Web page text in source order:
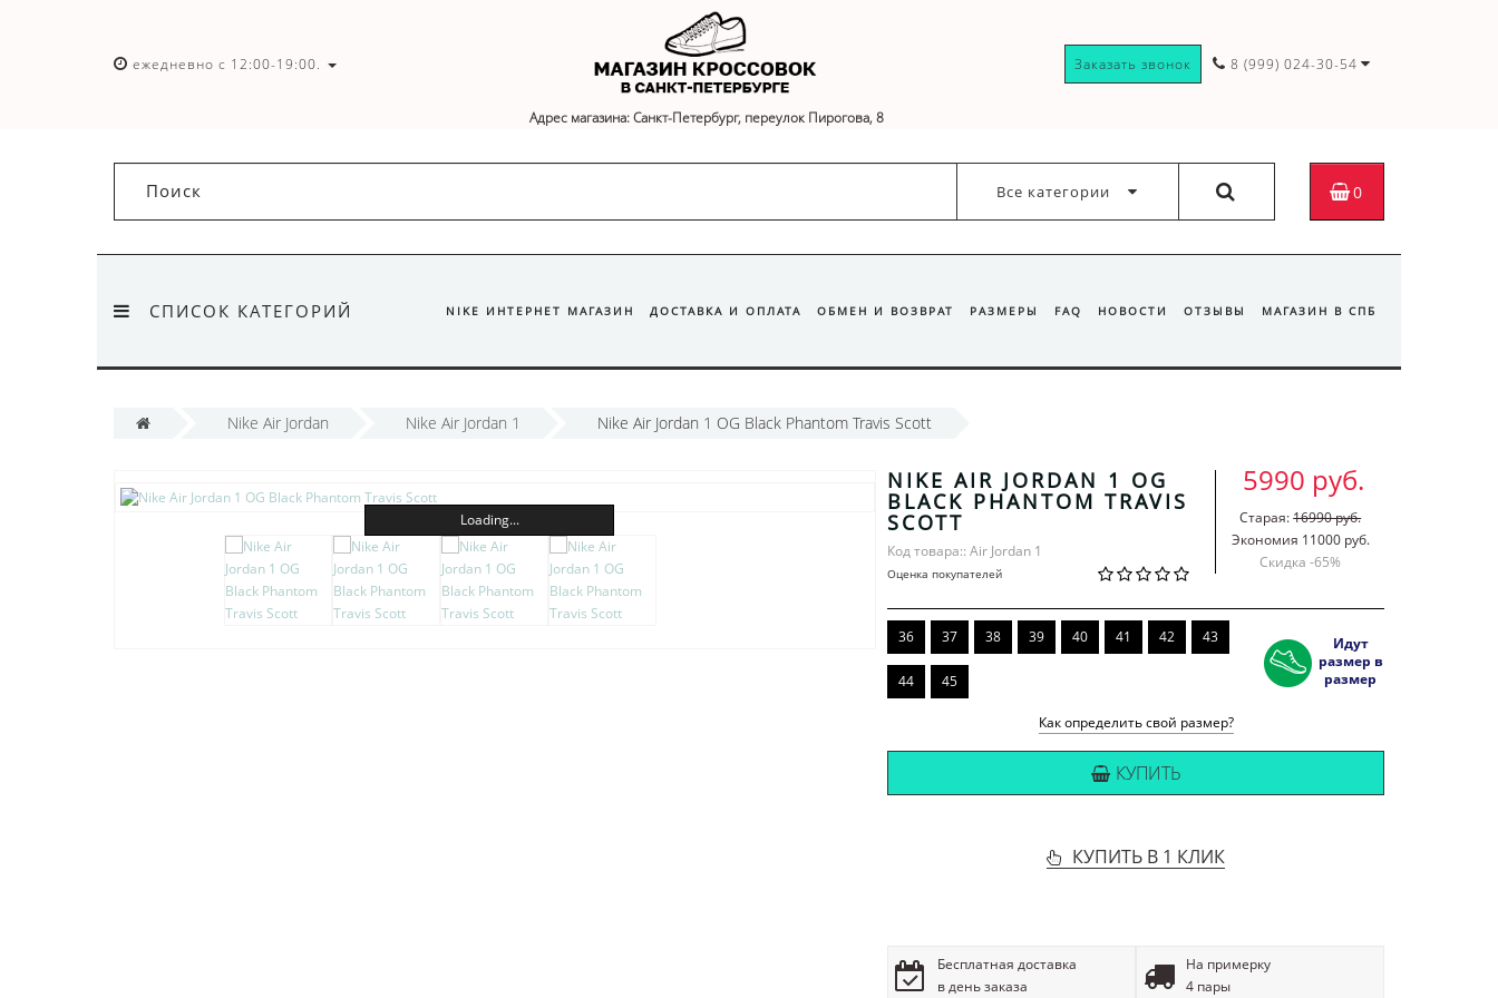
ежедневно с 12:00-19:00.
Адрес магазина: Санкт-Петербург, переулок Пирогова, 8
Заказать звонок 8 (999) 024-30-54
Все категории 0
СПИСОК КАТЕГОРИЙ NIKE ИНТЕРНЕТ МАГАЗИН ДОСТАВКА И ОПЛАТА ОБМЕН И ВОЗВРАТ РАЗМЕРЫ FAQ НОВОСТИ ОТЗЫВЫ МАГАЗИН В СПБ
Nike Air Jordan Nike Air Jordan 1 Nike Air Jordan 1 OG Black Phantom Travis Scott
Loading...
NIKE AIR JORDAN 1 OG
BLACK PHANTOM TRAVIS
SCOTT
Код товара:: Air Jordan 1
Оценка покупателей
5990 руб.
Старая:16990 руб.
Экономия 11000 руб.
Скидка -65%
36 37 38 39 40 41 42 43
44 45
Идут
размер в
размер
Как определить свой размер?
КУПИТЬ
КУПИТЬ В 1 КЛИК
Бесплатная доставка
в день заказа
На примерку
4 пары